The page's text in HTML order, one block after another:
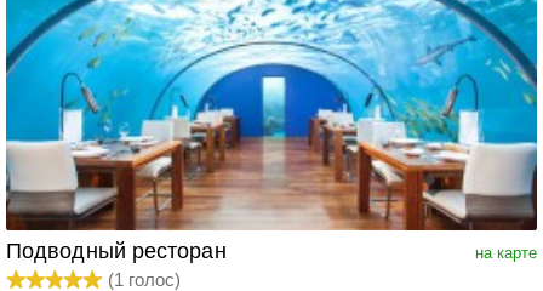
на карте
Подводный ресторан
(1 голос)